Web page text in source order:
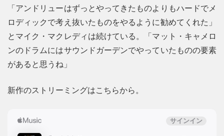
「アンドリューはずっとやってきたものよりもハードでメ
ロディックで考え抜いたものをやるように勧めてくれた」
とマイク・マクレディは続けている。「マット・キャメロ
ンのドラムにはサウンドガーデンでやっていたものの要素
があると思うね」
新作のストリーミングはこちらから。